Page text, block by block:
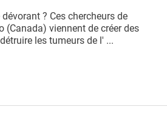
? Ces chercheurs de
(Canada) viennent de créer des
les tumeurs de l' ...